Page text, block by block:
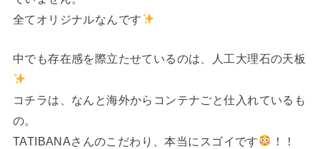
全てオリジナルなんです
中でも存在感を際立たせているのは、人工大理石の天板
コチラは、なんと海外からコンテナごと仕入れているも
の。
TATIBANAさんのこだわり、本当にスゴイです
！！